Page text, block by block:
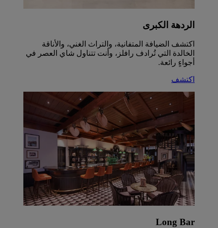
الردهة الكبرى
اكتشف الضيافة المتفانية، والتراث الغني، والأناقة
الخالدة التي تُرادف رافلز، وأنت تتناول شاي العصر في
أجواءٍ رائعة.
اكتشف
Long Bar